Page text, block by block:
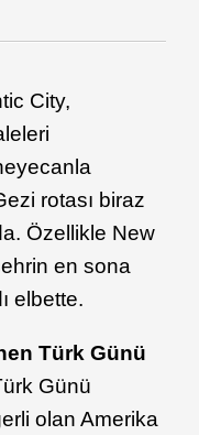
City,
rotası biraz
Özellikle New
en sona
elbette.
Türk Günü
Günü
olan Amerika